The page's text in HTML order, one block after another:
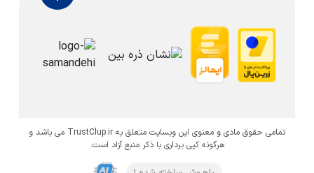
تمامی حقوق مادی و معنوی این وبسایت متعلق به TrustClup.ir می باشد و
هرگونه کپی برداری با ذکر منبع آزاد است.